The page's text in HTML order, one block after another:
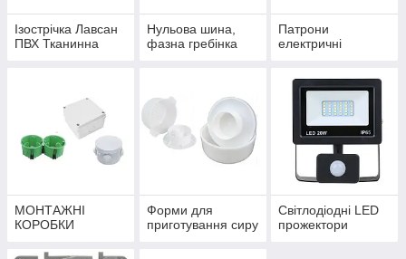
Ізострічка Лавсан
ПВХ Тканинна
Нульова шина,
фазна гребінка
Патрони
електричні
МОНТАЖНІ
КОРОБКИ
Форми для
приготування сиру
Світлодіодні LED
прожектори